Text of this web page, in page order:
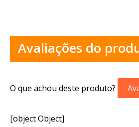
Avaliações do
O que achou deste produto?
[object Object]